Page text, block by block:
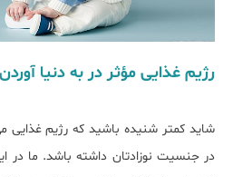
رژیم غذایی ‌مؤثر در به دنیا
شاید کمتر شنیده باشید که رژیم غذایی
در جنسیت نوزادتان داشته باشد. ما در